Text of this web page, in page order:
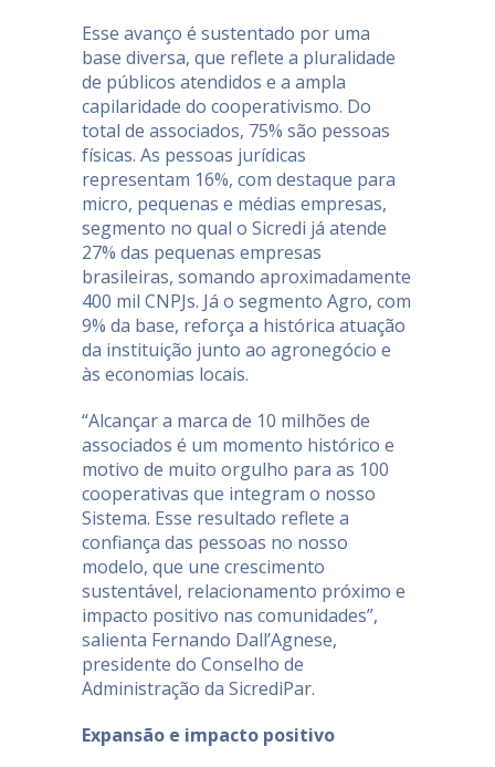
Esse avanço é sustentado por uma
base diversa, que reflete a pluralidade
de públicos atendidos e a ampla
capilaridade do cooperativismo. Do
total de associados, 75% são pessoas
físicas. As pessoas jurídicas
representam 16%, com destaque para
micro, pequenas e médias empresas,
segmento no qual o Sicredi já atende
27% das pequenas empresas
brasileiras, somando aproximadamente
400 mil CNPJs. Já o segmento Agro, com
9% da base, reforça a histórica atuação
da instituição junto ao agronegócio e
às economias locais.
“Alcançar a marca de 10 milhões de
associados é um momento histórico e
motivo de muito orgulho para as 100
cooperativas que integram o nosso
Sistema. Esse resultado reflete a
confiança das pessoas no nosso
modelo, que une crescimento
sustentável, relacionamento próximo e
impacto positivo nas comunidades”,
salienta Fernando Dall’Agnese,
presidente do Conselho de
Administração da SicrediPar.
Expansão e impacto positivo